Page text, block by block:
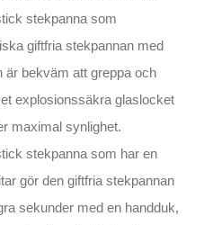
stekpanna som
giftfria stekpannan med
är bekväm att greppa och
explosionssäkra glaslocket
maximal synlighet.
stekpanna som har en
gör den giftfria stekpannan
sekunder med en handduk,